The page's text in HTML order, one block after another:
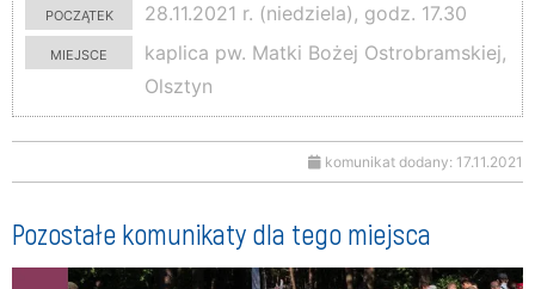
początek
28.11.2021 r. (niedziela), godz. 17.30
miejsce
kaplica pw. Matki Bożej Ostrobramskiej,
Olsztyn
komunikat dodany: 17.11.2021
Pozostałe komunikaty dla tego miejsca